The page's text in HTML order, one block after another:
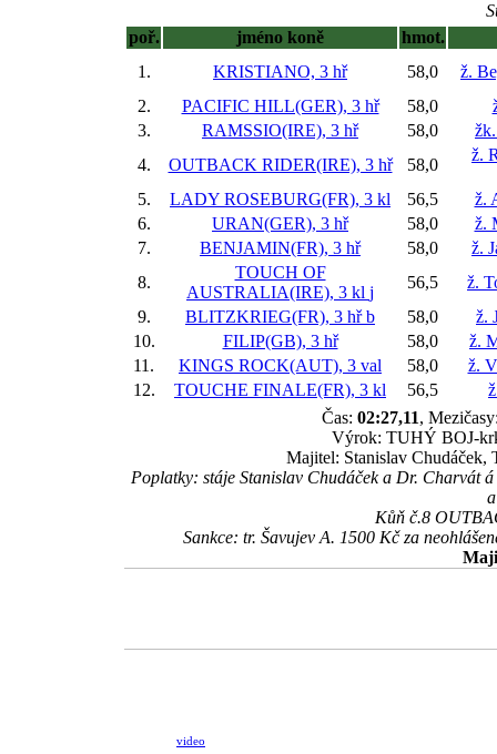
poř.
jméno koně
hmot.
1.
KRISTIANO, 3 hř 58,0
ž.
2.
PACIFIC HILL(GER), 3 hř 58,0
3.
RAMSSIO(IRE), 3 hř 58,0
4.
OUTBACK RIDER(IRE), 3 hř 58,0
ž.
5. LADY ROSEBURG(FR), 3 kl 56,5
ž.
6.
URAN(GER), 3 hř 58,0
ž.
7.
BENJAMIN(FR), 3 hř 58,0
ž.
8.
TOUCH OF
AUSTRALIA(IRE), 3 kl j
56,5
ž.
9.
BLITZKRIEG(FR), 3 hřb 58,0
ž.
10.
FILIP(GB), 3 hř 58,0
ž.
11.
KINGS ROCK(AUT), 3 val 58,0
ž.
12.
TOUCHE FINALE(FR), 3 kl 56,5
Čas: 02:27,11,
Výrok: TUHÝ BOJ-
Majitel: Stanislav Chudáček,
Poplatky: stáje Stanislav Chudáček a Dr. Charvát
Kůň č.8
Sankce: tr. Šavujev A. 1500 Kč za
video